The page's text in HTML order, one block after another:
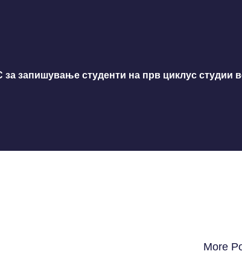
запишување студенти на прв циклус студии
More